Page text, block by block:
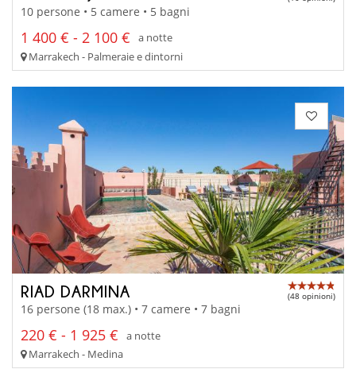
10 persone • 5 camere • 5 bagni
1 400 € - 2 100 €
a notte
Marrakech - Palmeraie e dintorni
RIAD DARMINA (48 opinioni)
16 persone (18 max.) • 7 camere • 7 bagni
220 € - 1 925 €
a notte
Marrakech - Medina